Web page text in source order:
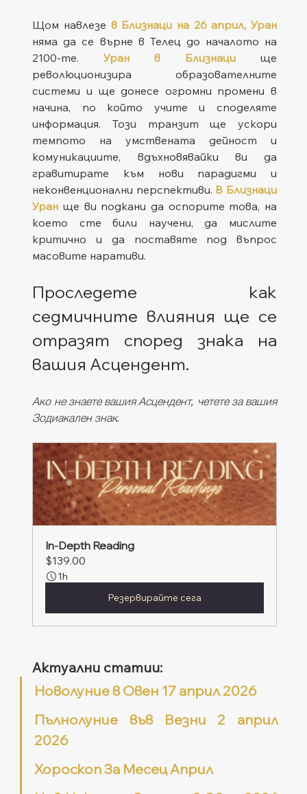
Щом навлезе в Близнаци на 26 април, Уран
няма да се върне в Телец до началото на
2100-те. Уран в Близнаци ще
революционизира образователните
системи и ще донесе огромни промени в
начина, по който учите и споделяте
информация. Този транзит ще ускори
темпото на умствената дейност и
комуникациите, вдъхновявайки ви да
гравитирате към нови парадигми и
неконвенционални перспективи. В Близнаци
Уран ще ви подкани да оспорите това, на
което сте били научени, да мислите
критично и да поставяте под въпрос
масовите наративи.
Проследете как
седмичните влияния ще се
отразят според знака на
вашия Асцендент.
Ако не знаете вашия Асцендент, четете за вашия
Зодиакален знак.
In-Depth Reading
$139.00
1h
Резервирайте сега
Актуални статии:
Новолуние в Овен 17 април 2026
Пълнолуние във Везни 2 април
2026
Хороскоп За Месец Април